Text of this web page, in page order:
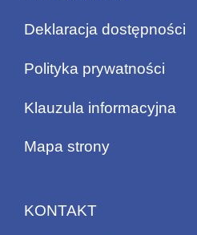
Deklaracja dostępności
Polityka prywatności
Klauzula informacyjna
Mapa strony
KONTAKT